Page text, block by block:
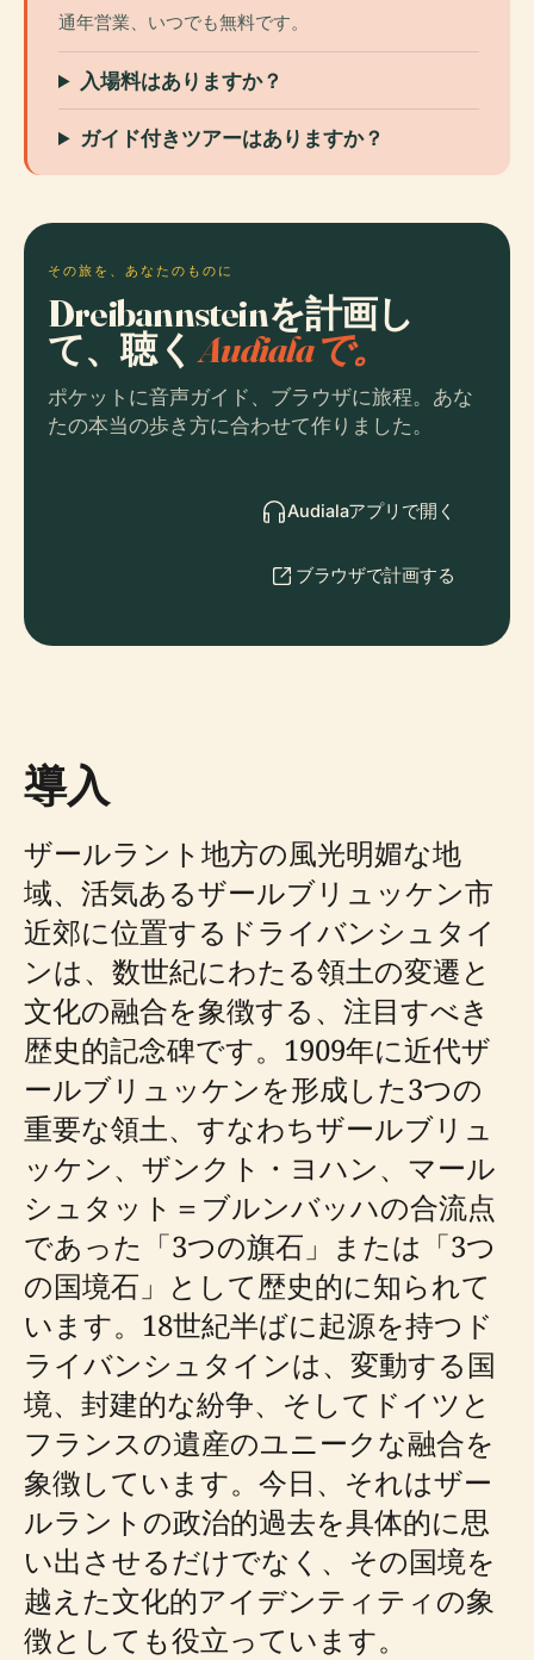
通年営業、いつでも無料です。
入場料はありますか？
ガイド付きツアーはありますか？
その旅を、あなたのものに
Dreibannsteinを計画し
て、聴くAudialaで。
ポケットに音声ガイド、ブラウザに旅程。あな
たの本当の歩き方に合わせて作りました。
Audialaアプリで開く
ブラウザで計画する
導入
ザールラント地方の風光明媚な地
域、活気あるザールブリュッケン市
近郊に位置するドライバンシュタイ
ンは、数世紀にわたる領土の変遷と
文化の融合を象徴する、注目すべき
歴史的記念碑です。1909年に近代ザ
ールブリュッケンを形成した3つの
重要な領土、すなわちザールブリュ
ッケン、ザンクト・ヨハン、マール
シュタット＝ブルンバッハの合流点
であった「3つの旗石」または「3つ
の国境石」として歴史的に知られて
います。18世紀半ばに起源を持つド
ライバンシュタインは、変動する国
境、封建的な紛争、そしてドイツと
フランスの遺産のユニークな融合を
象徴しています。今日、それはザー
ルラントの政治的過去を具体的に思
い出させるだけでなく、その国境を
越えた文化的アイデンティティの象
徴としても役立っています。